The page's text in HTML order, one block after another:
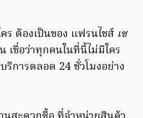
ร ต้องเป็นของ แฟรนไชส์ เซ
เชื่อว่าทุกคนในที่นี้ไม่มีใคร
ริการตลอด 24 ชั่วโมงอย่าง